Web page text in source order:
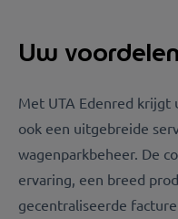
Uw
Met UTA Edenred krijgt
ook een uitgebreide
wagenparkbeheer. De
ervaring, een breed
gecentraliseerde